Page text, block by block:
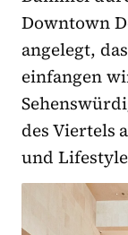
Downtown
angelegt,
einfangen
des Viertels
und